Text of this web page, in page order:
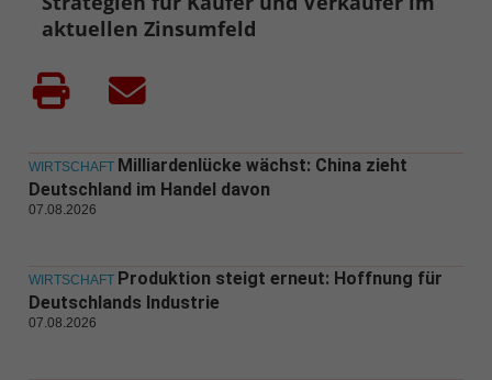
aktuellen Zinsumfeld
WIRTSCHAFT Milliardenlücke wächst: China zieht
Deutschland im Handel davon
07.08.2026
WIRTSCHAFT Produktion steigt erneut: Hoffnung für
Deutschlands Industrie
07.08.2026